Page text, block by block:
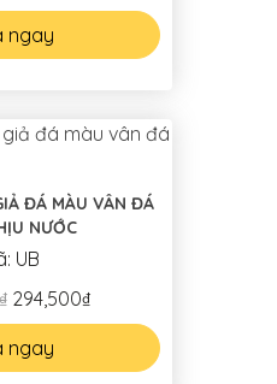
ngay
ĐÁ MÀU VÂN ĐÁ
NƯỚC
UB
294,500₫
ngay